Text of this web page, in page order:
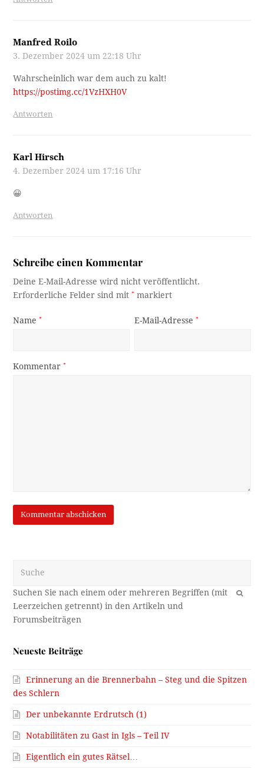
Manfred Roilo
3. Dezember 2024 um 22:18 Uhr
Wahrscheinlich war dem auch zu kalt!
https://postimg.cc/1VzHXH0V
Antworten
Karl Hirsch
4. Dezember 2024 um 17:16 Uhr
😀
Antworten
Schreibe einen Kommentar
Deine E-Mail-Adresse wird nicht veröffentlicht.
Erforderliche Felder sind mit* markiert
Name* E-Mail-Adresse*
Kommentar*
OK
Neueste Beiträge
Erinnerung an die Brennerbahn – Steg und die Spitzen
des Schlern
Der unbekannte Erdrutsch (1)
Notabilitäten zu Gast in Igls – Teil IV
Eigentlich ein gutes Rätsel…